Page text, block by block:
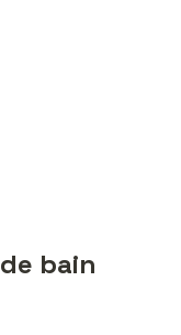
bain